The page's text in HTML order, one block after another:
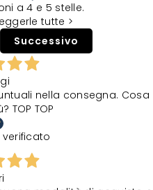
a 4 e 5 stelle.
tutte >
Successivo
nella consegna. Cosa
TOP TOP